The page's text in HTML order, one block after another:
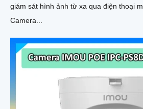
giám sát hình ảnh từ xa qua điện thoại
Camera...